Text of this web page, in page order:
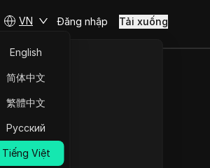
VN
English
简体中文
繁體中文
Русский
Tiếng Việt
Đăng nhập Tải xuống